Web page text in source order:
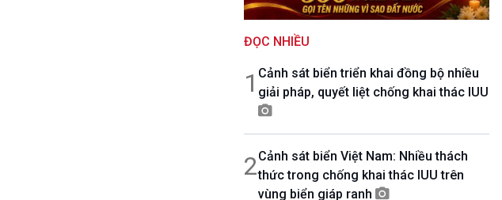
Báo giờ
Thời sự sáng (trực tiếp)
Quảng cáo
06h30-07h00
Quân đội nhân dân
08h30-08h35
Bản tin VH-XH
08h35-08h40
ĐỌC NHIỀU
1 Cảnh sát biển triển khai đồng bộ nhiều
giải pháp, quyết liệt chống khai thác IUU
2Cảnh sát biển Việt Nam: Nhiều thách
thức trong chống khai thác IUU trên
vùng biển giáp ranh